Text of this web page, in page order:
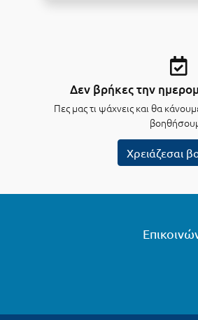
Δεν βρήκες την
Πες μας τι ψάχνεις και θα
Χρειάζεσαι